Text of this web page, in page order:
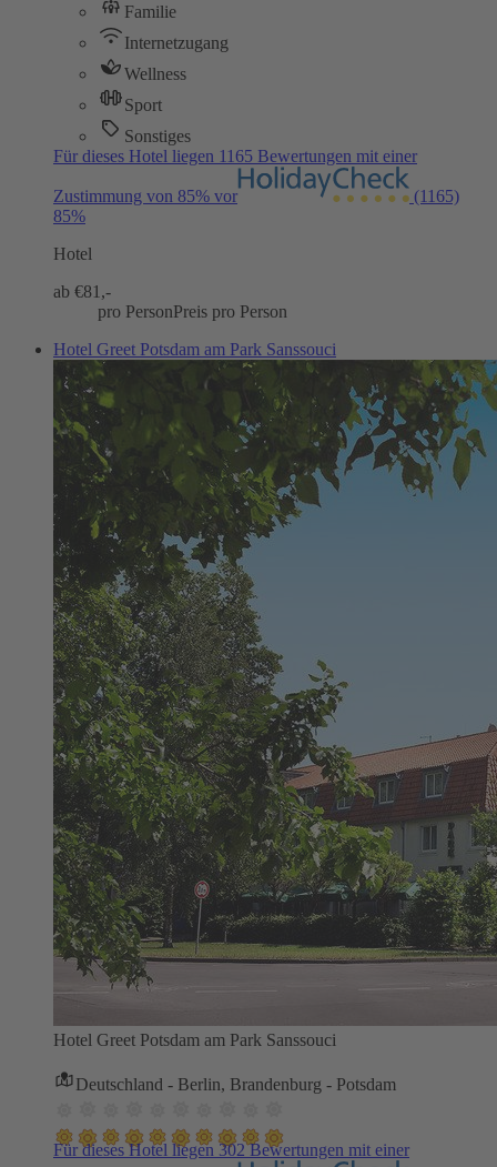
Familie
Internetzugang
Wellness
Sport
Sonstiges
Für dieses Hotel liegen 1165 Bewertungen mit einer
Zustimmung von 85% vor
(1165)
85%
Hotel
ab €81,-
pro PersonPreis pro Person
Hotel Greet Potsdam am Park Sanssouci
Hotel Greet Potsdam am Park Sanssouci
Deutschland - Berlin, Brandenburg - Potsdam
Für dieses Hotel liegen 302 Bewertungen mit einer